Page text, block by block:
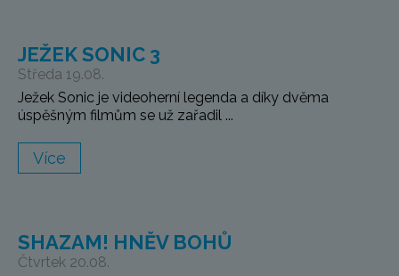
JEŽEK SONIC 3
Středa 19.08.
Ježek Sonic je videoherní legenda a díky dvěma
úspěšným filmům se už zařadil ...
Více
SHAZAM! HNĚV BOHŮ
Čtvrtek 20.08.